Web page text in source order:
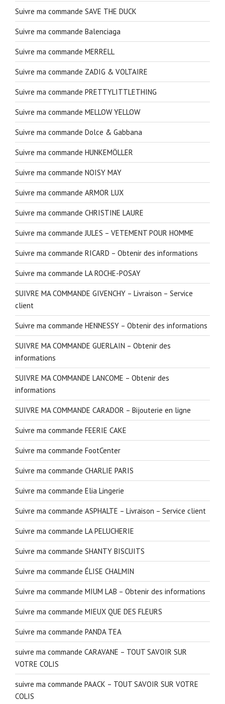
Suivre ma commande SAVE THE DUCK
Suivre ma commande Balenciaga
Suivre ma commande MERRELL
Suivre ma commande ZADIG & VOLTAIRE
Suivre ma commande PRETTYLITTLETHING
Suivre ma commande MELLOW YELLOW
Suivre ma commande Dolce & Gabbana
Suivre ma commande HUNKEMÖLLER
Suivre ma commande NOISY MAY
Suivre ma commande ARMOR LUX
Suivre ma commande CHRISTINE LAURE
Suivre ma commande JULES – VETEMENT POUR HOMME
Suivre ma commande RICARD – Obtenir des informations
Suivre ma commande LA ROCHE-POSAY
SUIVRE MA COMMANDE GIVENCHY – Livraison – Service
client
Suivre ma commande HENNESSY – Obtenir des informations
SUIVRE MA COMMANDE GUERLAIN – Obtenir des
informations
SUIVRE MA COMMANDE LANCOME – Obtenir des
informations
SUIVRE MA COMMANDE CARADOR – Bijouterie en ligne
Suivre ma commande FEERIE CAKE
Suivre ma commande FootCenter
Suivre ma commande CHARLIE PARIS
Suivre ma commande Elia Lingerie
Suivre ma commande ASPHALTE – Livraison – Service client
Suivre ma commande LA PELUCHERIE
Suivre ma commande SHANTY BISCUITS
Suivre ma commande ÉLISE CHALMIN
Suivre ma commande MIUM LAB – Obtenir des informations
Suivre ma commande MIEUX QUE DES FLEURS
Suivre ma commande PANDA TEA
suivre ma commande CARAVANE – TOUT SAVOIR SUR
VOTRE COLIS
suivre ma commande PAACK – TOUT SAVOIR SUR VOTRE
COLIS